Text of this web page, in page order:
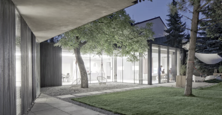
dom na najbrzydszej działce